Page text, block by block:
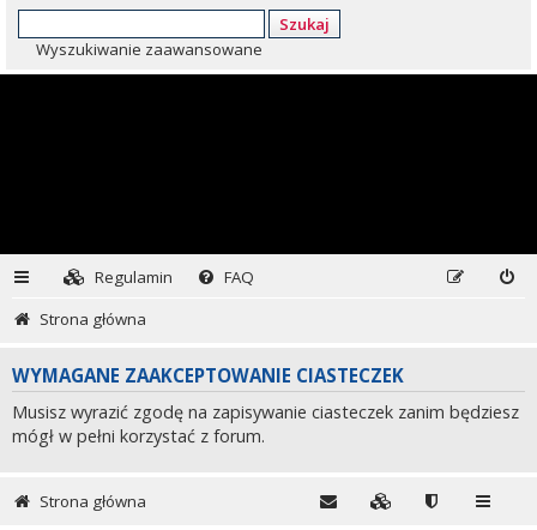
Szukaj
Wyszukiwanie zaawansowane
Regulamin
FAQ
Strona główna
WYMAGANE ZAAKCEPTOWANIE CIASTECZEK
Musisz wyrazić zgodę na zapisywanie ciasteczek zanim będziesz
mógł w pełni korzystać z forum.
Strona główna